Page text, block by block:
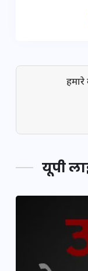
यूपी